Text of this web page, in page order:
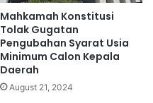
Mahkamah Konstitusi
Tolak Gugatan
Pengubahan Syarat Usia
Minimum Calon Kepala
Daerah
August 21, 2024